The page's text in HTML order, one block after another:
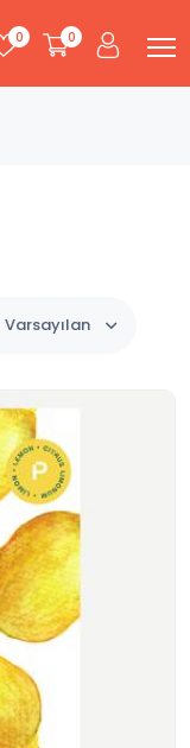
0 0
Varsayılan